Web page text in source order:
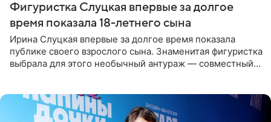
Фигуристка Слуцкая впервые за долгое
время показала 18-летнего сына
Ирина Слуцкая впервые за долгое время показала
публике своего взрослого сына. Знаменитая фигуристка
выбрала для этого необычный антураж — совместный